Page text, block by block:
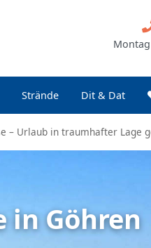
Strände Dit & Dat
– Urlaub in traumhafter Lage
in Göhren